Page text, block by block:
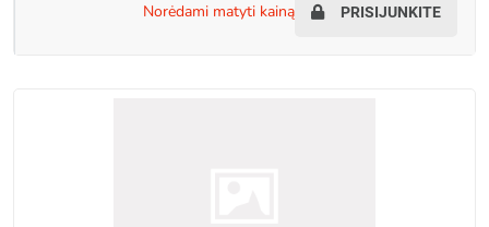
norėdami matyti kainą PRISIJUNKITE